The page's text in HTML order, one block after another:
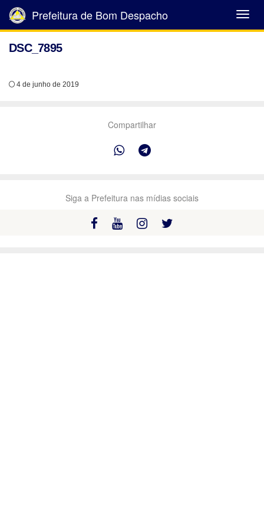
Abrir
Menu
Prefeitura de Bom Despacho
DSC_7895
4 de junho de 2019
Compartilhar
Siga a Prefeitura nas mídias sociais